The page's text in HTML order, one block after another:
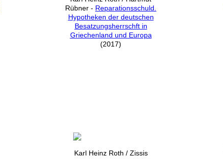
Rübner - Reparationsschuld.
Hypotheken der deutschen
Besatzungsherrschft in
Griechenland und Europa
(2017)
Karl Heinz Roth / Zissis